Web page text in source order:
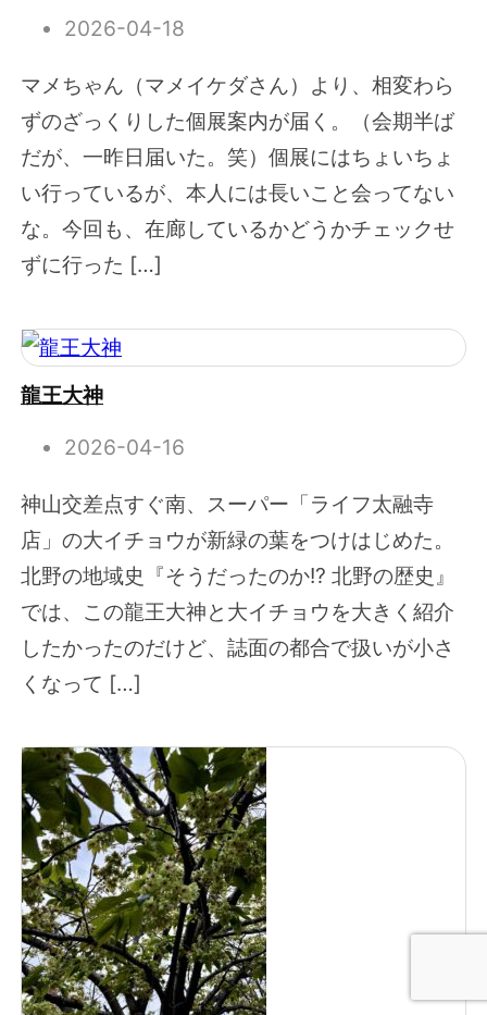
2026-04-18
マメちゃん（マメイケダさん）より、相変わら
ずのざっくりした個展案内が届く。（会期半ば
だが、一昨日届いた。笑）個展にはちょいちょ
い行っているが、本人には長いこと会ってない
な。今回も、在廊しているかどうかチェックせ
ずに行った […]
龍王大神
2026-04-16
神山交差点すぐ南、スーパー「ライフ太融寺
店」の大イチョウが新緑の葉をつけはじめた。
北野の地域史『そうだったのか!? 北野の歴史』
では、この龍王大神と大イチョウを大きく紹介
したかったのだけど、誌面の都合で扱いが小さ
くなって […]